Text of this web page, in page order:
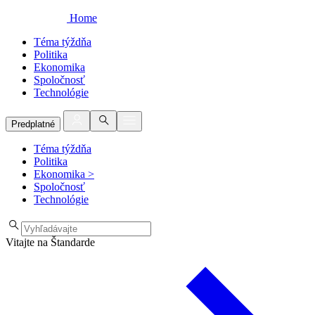
Home
Téma týždňa
Politika
Ekonomika
Spoločnosť
Technológie
Predplatné
Téma týždňa
Politika
Ekonomika >
Spoločnosť
Technológie
Vitajte na Štandarde